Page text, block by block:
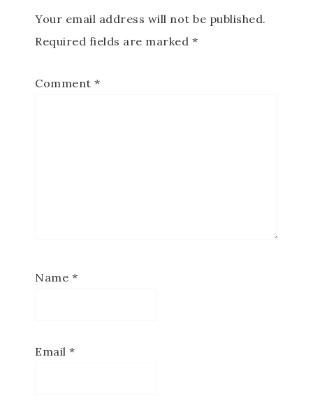
Your email address will not be published.
Required fields are marked *
Comment *
Name *
Email *